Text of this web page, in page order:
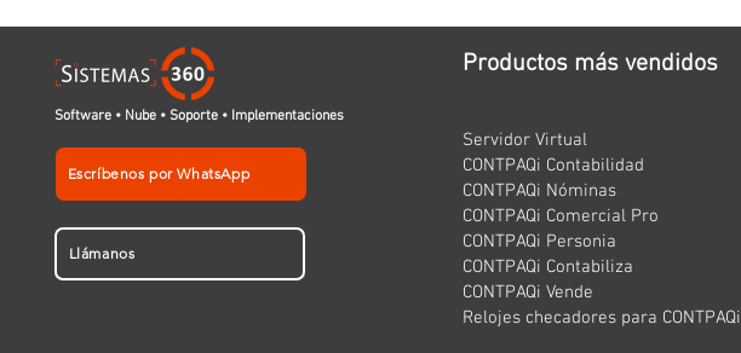
Software • Nube • Soporte • Implementaciones
Escríbenos por WhatsApp
Llámanos
Productos más vendidos
Servidor Virtual
CONTPAQi Contabilidad
CONTPAQi Nóminas
CONTPAQi Comercial Pro
CONTPAQi Personia
CONTPAQi Contabiliza
CONTPAQi Vende
Relojes checadores para CONTPAQi